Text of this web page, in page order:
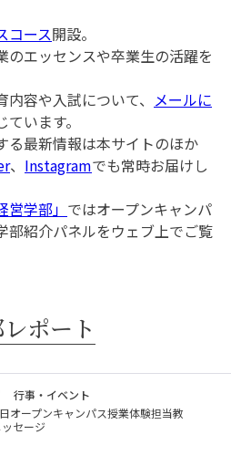
コース開設。
のエッセンスや卒業生の活躍を
容や入試について、 メールに
ています。
る最新情報は本サイトのほか
、 Instagramでも常時お届けし
営学部」 ではオープンキャンパ
部紹介パネルをウェブ上でご覧
ポート
行事・イベント
オープンキャンパス授業体験担当教
セージ